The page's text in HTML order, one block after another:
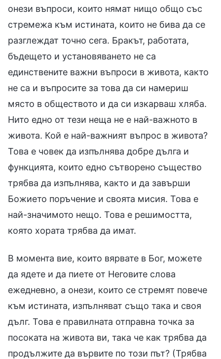
онези въпроси, които нямат нищо общо със
стремежа към истината, които не бива да се
разглеждат точно сега. Бракът, работата,
бъдещето и установяването не са
единствените важни въпроси в живота, както
не са и въпросите за това да си намериш
място в обществото и да си изкарваш хляба.
Нито едно от тези неща не е най-важното в
живота. Кой е най-важният въпрос в живота?
Това е човек да изпълнява добре дълга и
функцията, които едно сътворено същество
трябва да изпълнява, както и да завърши
Божието поръчение и своята мисия. Това е
най-значимото нещо. Това е решимостта,
която хората трябва да имат.
В момента вие, които вярвате в Бог, можете
да ядете и да пиете от Неговите слова
ежедневно, а онези, които се стремят повече
към истината, изпълняват също така и своя
дълг. Това е правилната отправна точка за
посоката на живота ви, така че как трябва да
продължите да вървите по този път? (Трябва